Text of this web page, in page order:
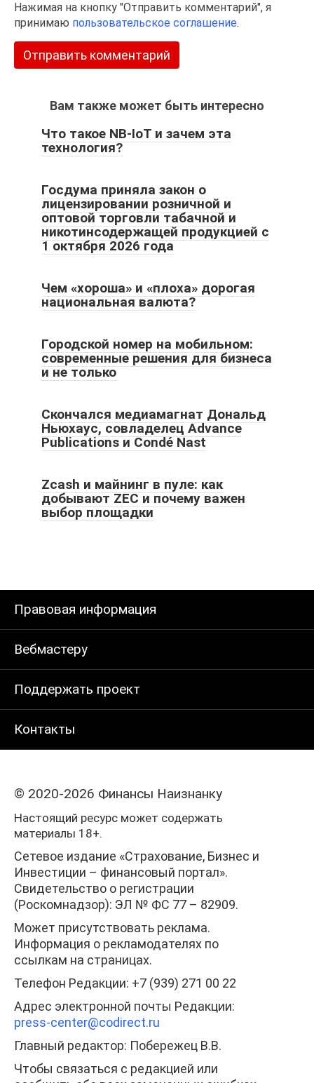
Нажимая на кнопку "Отправить комментарий", я
принимаю пользовательское соглашение.
Вам также может быть интересно
Что такое NB-IoT и зачем эта
технология?
Госдума приняла закон о
лицензировании розничной и
оптовой торговли табачной и
никотинсодержащей продукцией с
1 октября 2026 года
Чем «хороша» и «плоха» дорогая
национальная валюта?
Городской номер на мобильном:
современные решения для бизнеса
и не только
Скончался медиамагнат Дональд
Ньюхаус, совладелец Advance
Publications и Condé Nast
Zcash и майнинг в пуле: как
добывают ZEC и почему важен
выбор площадки
Правовая информация
Вебмастеру
Поддержать проект
Контакты
© 2020-2026 Финансы Наизнанку
Настоящий ресурс может содержать
материалы 18+.
Сетевое издание «Страхование, Бизнес и
Инвестиции – финансовый портал».
Свидетельство о регистрации
(Роскомнадзор): ЭЛ № ФС 77 – 82909.
Может присутствовать реклама.
Информация о рекламодателях по
ссылкам на страницах.
Телефон Редакции: +7 (939) 271 00 22
Адрес электронной почты Редакции:
press-center@codirect.ru
Главный редактор: Побережец В.В.
Чтобы связаться с редакцией или